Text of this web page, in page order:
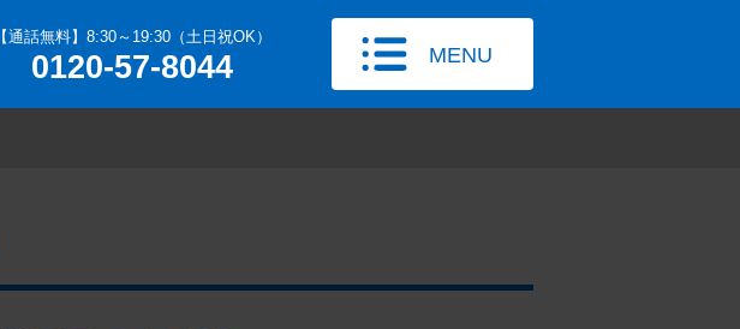
【通話無料】8:30～19:30（土日祝OK）
0120-57-8044 MENU